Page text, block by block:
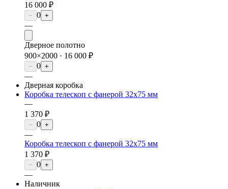
16 000 ₽
− 0 +
—
Дверное полотно
900×2000 · 16 000 ₽
− 0 +
—
Дверная коробка
Коробка телескоп с фанерой 32х75 мм
—
1 370 ₽
− 0 +
—
Коробка телескоп с фанерой 32х75 мм
1 370 ₽
− 0 +
—
Наличник